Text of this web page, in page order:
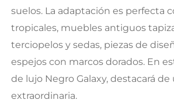
suelos. La adaptación es perfecta
tropicales, muebles antiguos
terciopelos y sedas, piezas de
espejos con marcos dorados. En
de lujo Negro Galaxy, destacará de
extraordinaria.